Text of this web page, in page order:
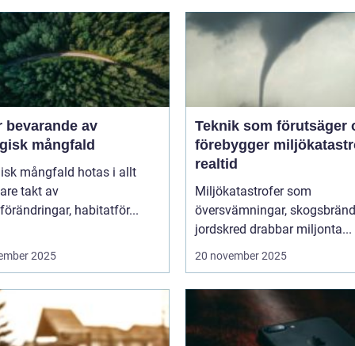
bevarande av
mångfald
mångfald hotas i allt
takt av
habitatför...
2025
Teknik som förutsäger
förebygger
realtid
Miljökatastrofer som
översvämningar,
jordskred drabbar miljonta...
20 november 2025